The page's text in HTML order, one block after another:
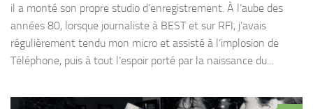
il a monté son propre studio d’enregistrement. À l’aube des
années 80, lorsque journaliste à BEST et sur RFI, j’avais
régulièrement tendu mon micro et assisté à l’implosion de
Téléphone, puis à tout l’espoir porté par la naissance du...